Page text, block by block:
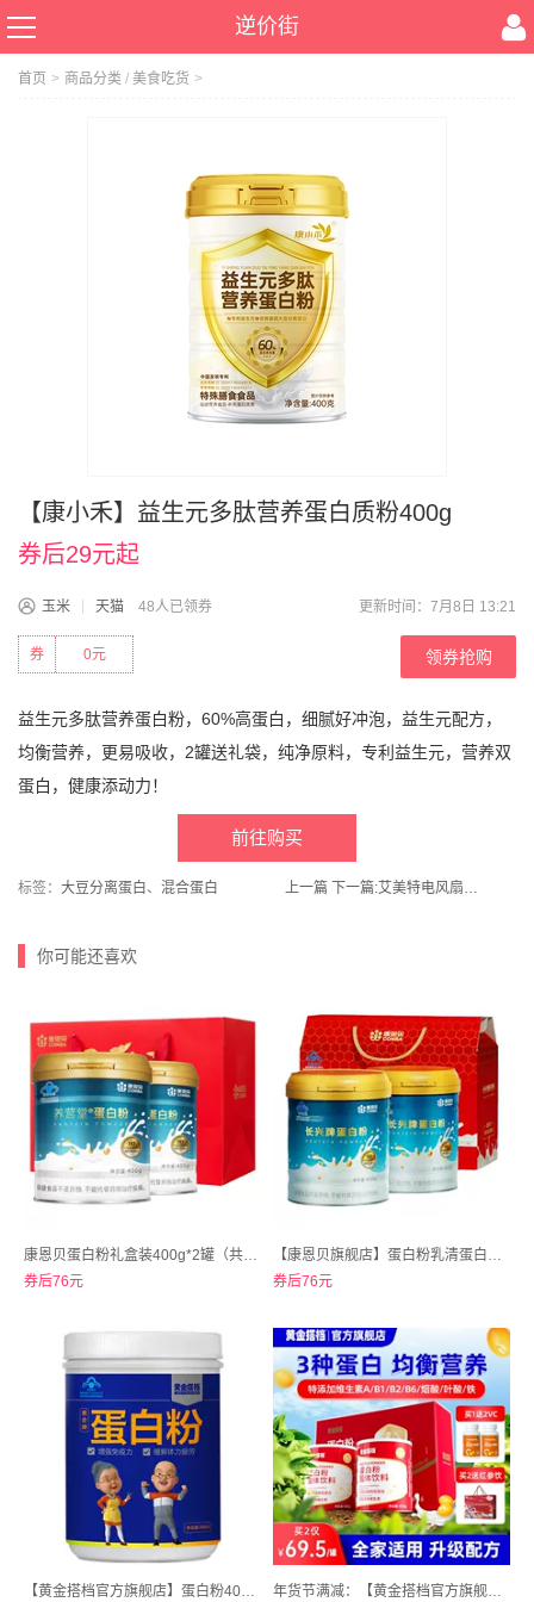
逆价街
首页 > 商品分类 / 美食吃货 >
【康小禾】益生元多肽营养蛋白质粉400g
券后29元起
玉米 天猫 48人已领券 更新时间：7月8日 13:21
0元
券 领券抢购
益生元多肽营养蛋白粉，60%高蛋白，细腻好冲泡，益生元配方，
均衡营养，更易吸收，2罐送礼袋，纯净原料，专利益生元，营养双
蛋白，健康添动力！
前往购买
标签： 大豆分离蛋白 、 混合蛋白 上一篇 下一篇: 艾美特电风扇落地扇家用轻音直流风扇
你可能还喜欢
康恩贝蛋白粉礼盒装400g*2罐（共800g）
券后76元
【康恩贝旗舰店】蛋白粉乳清蛋白质粉2罐*400g
券后76元
【黄金搭档官方旗舰店】蛋白粉400克/罐 年货节满减：【黄金搭档官方旗舰店】蛋白粉蛋白质粉400g*2桶